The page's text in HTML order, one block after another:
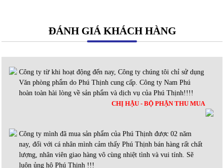
ĐÁNH GIÁ KHÁCH HÀNG
Công ty từ khi hoạt động đến nay, Công ty chúng tôi chỉ sử dụng
Văn phòng phẩm do Phú Thịnh cung cấp. Công ty Nam Phú
hoàn toàn hài lòng về sản phẩm và dịch vụ của Phú Thịnh!!!!
CHỊ HẬU - BỘ PHẬN THU MUA
Công ty mình đã mua sản phẩm của Phú Thịnh được 02 năm
nay, đối với cá nhân mình cảm thấy Phú Thịnh bán hàng rất chất
lượng, nhân viên giao hàng vô cùng nhiệt tình và vui tính. Sẽ
luôn ủng hộ Phú Thịnh !!!